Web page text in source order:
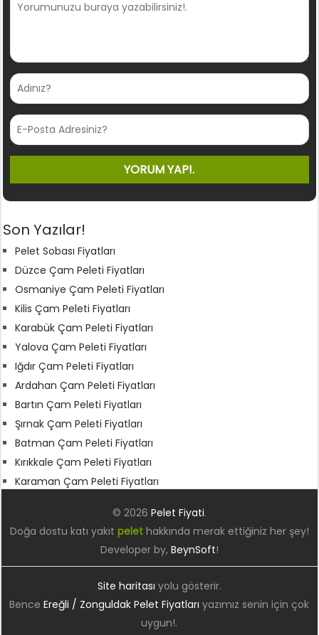
Son Yazılar!
Pelet Sobası Fiyatları
Düzce Çam Peleti Fiyatları
Osmaniye Çam Peleti Fiyatları
Kilis Çam Peleti Fiyatları
Karabük Çam Peleti Fiyatları
Yalova Çam Peleti Fiyatları
Iğdır Çam Peleti Fiyatları
Ardahan Çam Peleti Fiyatları
Bartın Çam Peleti Fiyatları
Şırnak Çam Peleti Fiyatları
Batman Çam Peleti Fiyatları
Kırıkkale Çam Peleti Fiyatları
Karaman Çam Peleti Fiyatları
© 2026 Pelet Fiyati.
Doğa dostu katı yakıt pelethakkında merak ettiğiniz her şey!
Developer by, BeynSoft!
Site haritası yolu gösterir.
BenceEreğli / Zonguldak Pelet Fiyatları yazımız senin için çok
uygun!.